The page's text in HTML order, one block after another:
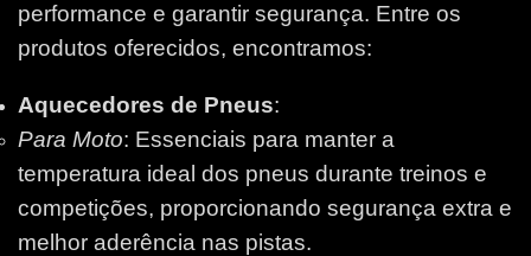
performance e garantir segurança. Entre os
produtos oferecidos, encontramos:
Aquecedores de Pneus:
Para Moto: Essenciais para manter a
temperatura ideal dos pneus durante treinos e
competições, proporcionando segurança extra e
melhor aderência nas pistas.